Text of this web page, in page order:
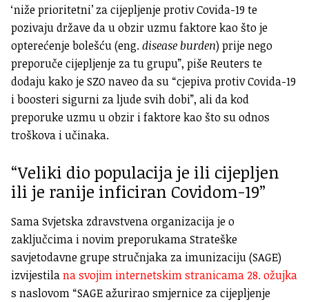
‘niže prioritetni’ za cijepljenje protiv Covida-19 te
pozivaju države da u obzir uzmu faktore kao što je
opterećenje bolešću (eng.disease burden) prije nego
preporuče cijepljenje za tu grupu”, piše Reuters te
dodaju kako je SZO naveo da su “cjepiva protiv Covida-19
i boosteri sigurni za ljude svih dobi”, ali da kod
preporuke uzmu u obzir i faktore kao što su odnos
troškova i učinaka.
“Veliki dio populacija je ili cijepljen
ili je ranije inficiran Covidom-19”
Sama Svjetska zdravstvena organizacija je o
zaključcima i novim preporukama Strateške
savjetodavne grupe stručnjaka za imunizaciju (SAGE)
izvijestilana svojim internetskim stranicama 28. ožujka
s naslovom “SAGE ažurirao smjernice za cijepljenje